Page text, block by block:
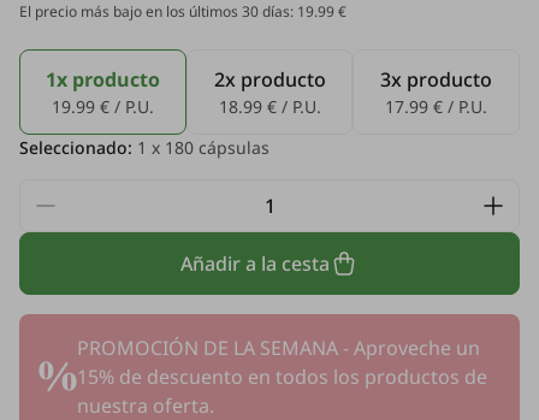
El precio más bajo en los últimos 30 días: 19.99 €
1x producto
19.99 € / P.U.
2x producto
18.99 € / P.U.
3x producto
17.99 € / P.U.
Seleccionado: 1 x 180 cápsulas
Añadir a la cesta
PROMOCIÓN DE LA SEMANA - Aproveche un
15% de descuento en todos los productos de
nuestra oferta.